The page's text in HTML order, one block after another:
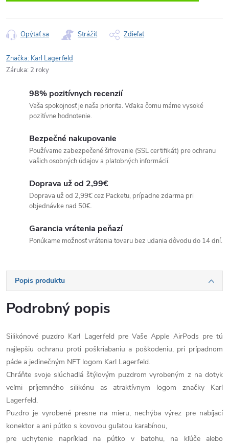
Opýtať sa Strážiť Zdieľať
Značka: Karl Lagerfeld
Záruka: 2 roky
98% pozitívnych recenzií
Vaša spokojnosť je naša priorita. Vďaka čomu máme vysoké
pozitívne hodnotenie.
Bezpečné nakupovanie
Používame zabezpečené šifrovanie (SSL certifikát) pre ochranu
vašich osobných údajov a platobných informácií.
Doprava už od 2,99€
Doprava už od 2,99€ cez Packetu, prípadne zdarma pri
objednávke nad 50€.
Garancia vrátenia peňazí
Ponúkame možnosť vrátenia tovaru bez udania dôvodu do 14 dní.
Popis produktu
Podrobný popis
Silikónové puzdro Karl Lagerfeld pre Vaše Apple AirPods pre tú
najlepšiu ochranu proti poškriabaniu a poškodeniu, pri prípadnom
páde a jedinečným NFT logom Karl Lagerfeld.
Chráňte svoje slúchadlá štýlovým puzdrom vyrobeným z na dotyk
veľmi príjemného silikónu as atraktívnym logom značky Karl
Lagerfeld.
Puzdro je vyrobené presne na mieru, nechýba výrez pre nabíjací
konektor a ani pútko s kovovou guľatou karabínou,
pre uchytenie napríklad na pútko v batohu, na kľúče alebo